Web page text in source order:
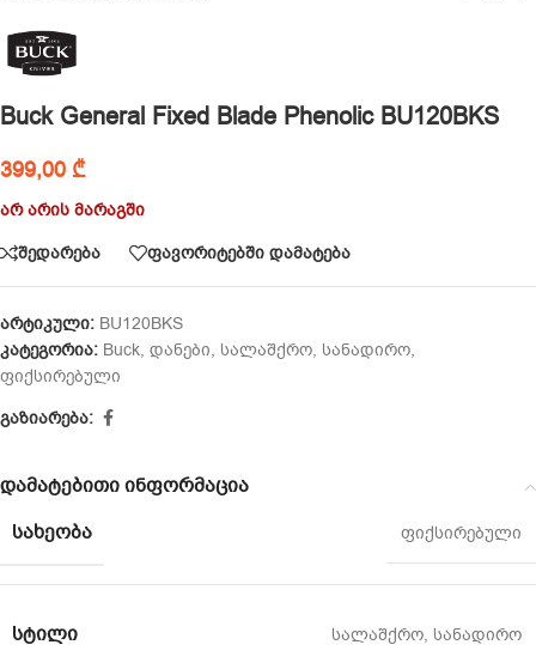
Buck General Fixed Blade Phenolic BU120BKS
399,00 ₾
არ არის მარაგში
შედარება
ფავორიტებში დამატება
არტიკული: BU120BKS
კატეგორია: Buck, დანები, სალაშქრო, სანადირო,
ფიქსირებული
გაზიარება:
დამატებითი ინფორმაცია
ᲡᲐᲮᲔᲝᲑᲐ
ფიქსირებული
ᲡᲢᲘᲚᲘ სალაშქრო, სანადირო